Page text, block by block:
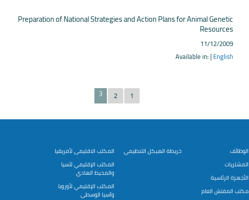
Preparation of National Strategies and Action Plans for Animal Genetic
Resources
11/12/2009
Available in: English
1
2
3
الوظائف
المشتريات
الأجهزة الرئاسية
مكتب المفتش العام
المكتب الاقليمى لأفريقيا
المكتب الإقليمي لآسيا
والمحيط الهادي
المكتب الإقليمي لأوروبا
وآسيا الوسطى
خريطة الهيكل التنظيمي